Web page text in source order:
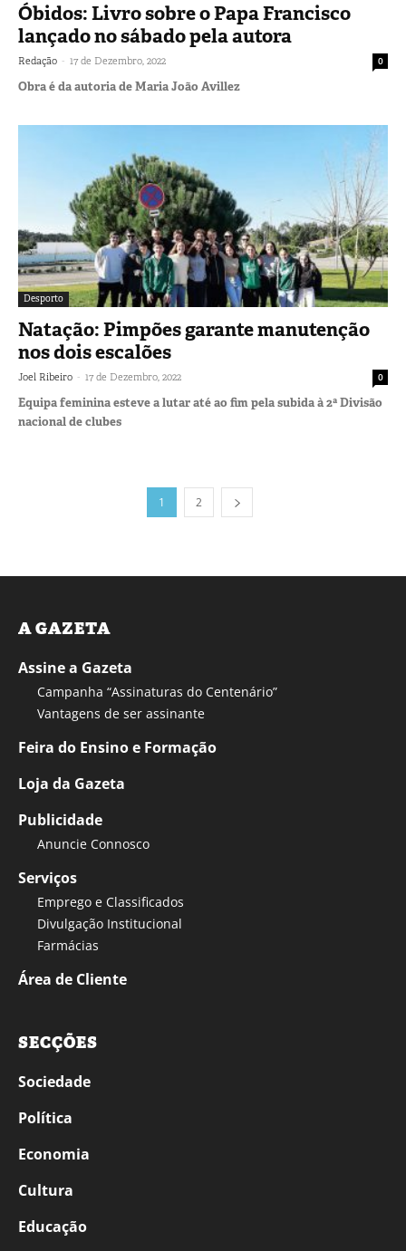
Óbidos: Livro sobre o Papa Francisco
lançado no sábado pela autora
Redação - 17 de Dezembro, 2022 0
Obra é da autoria de Maria João Avillez
Desporto
Natação: Pimpões garante manutenção
nos dois escalões
Joel Ribeiro - 17 de Dezembro, 2022 0
Equipa feminina esteve a lutar até ao fim pela subida à 2ª Divisão
nacional de clubes
1 2
A GAZETA
Assine a Gazeta
Campanha “Assinaturas do Centenário”
Vantagens de ser assinante
Feira do Ensino e Formação
Loja da Gazeta
Publicidade
Anuncie Connosco
Serviços
Emprego e Classificados
Divulgação Institucional
Farmácias
Área de Cliente
SECÇÕES
Sociedade
Política
Economia
Cultura
Educação